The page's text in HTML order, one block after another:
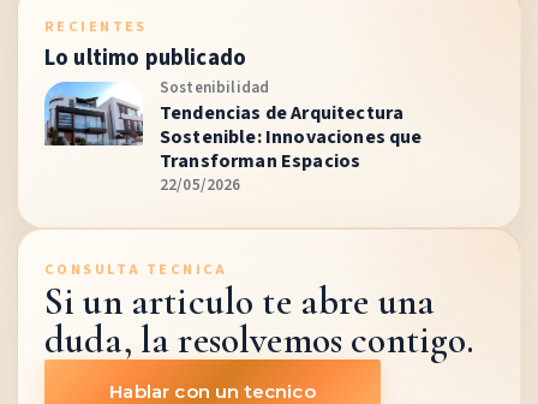
RECIENTES
Lo ultimo publicado
Sostenibilidad
Tendencias de Arquitectura
Sostenible: Innovaciones que
Transforman Espacios
22/05/2026
CONSULTA TECNICA
Si un articulo te abre una
duda, la resolvemos contigo.
Hablar con un tecnico